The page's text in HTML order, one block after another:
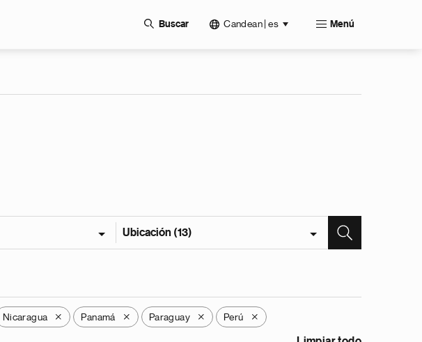
Buscar Candean | es Menú
Ubicación (13)
Nicaragua X Panamá X Paraguay X Perú X